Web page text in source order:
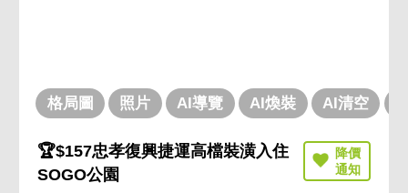
格局圖 照片 AI導覽 AI煥裝 AI清空
🏆$157忠孝復興捷運高檔裝潢入住
SOGO公園